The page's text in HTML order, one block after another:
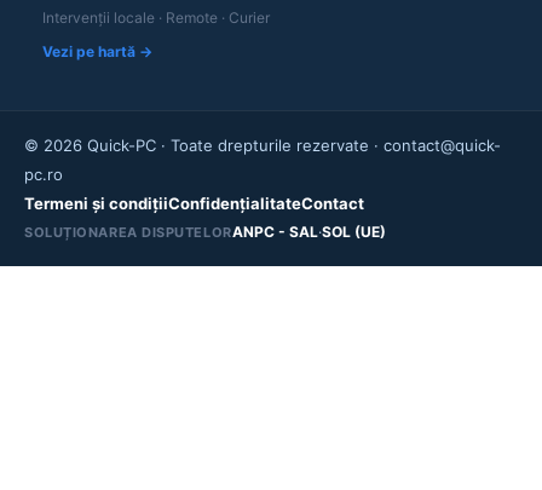
Intervenții locale · Remote · Curier
Vezi pe hartă →
© 2026 Quick-PC · Toate drepturile rezervate · contact@quick-
pc.ro
Termeni și condițiiConfidențialitateContact
SOLUȚIONAREA DISPUTELORANPC - SAL·SOL (UE)